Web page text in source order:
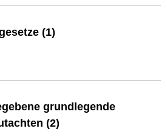
(1)
grundlegende
(2)